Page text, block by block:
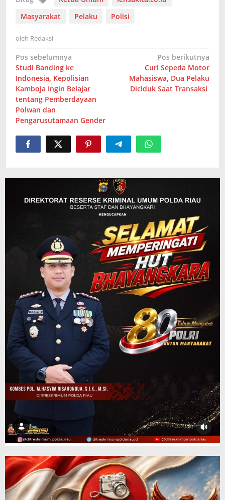
Masyarakat
Pelaku Polisi
oleh Redaksi
Navigasi
pos
Pos sebelumnya
Studi Banding ke
Indonesia, Kepolisian
Kamboja Ingin Belajar
tentang Pemberdayaan
Polwan dan
Pengarusutamaan Gender
Pos berikutnya
Curi Sepeda Motor
Mahasiswa, Dua Pelaku
Diciduk Saat Transaksi